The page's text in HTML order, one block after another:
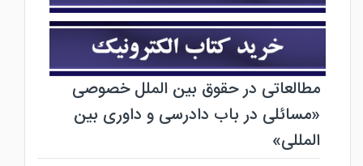
مطالعاتی در حقوق بین الملل خصوصی
«مسائلی در باب دادرسی و داوری بین
المللی»